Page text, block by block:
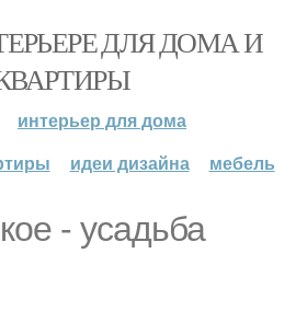
ДЛЯ ДОМА И
интерьер для дома
идеи дизайна мебель
- усадьба